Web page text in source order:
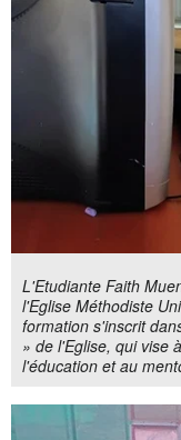
L'Etudiante Faith
l'Eglise Méthodiste
formation s'inscrit
» de l'Eglise, qui vise
l'éducation et au